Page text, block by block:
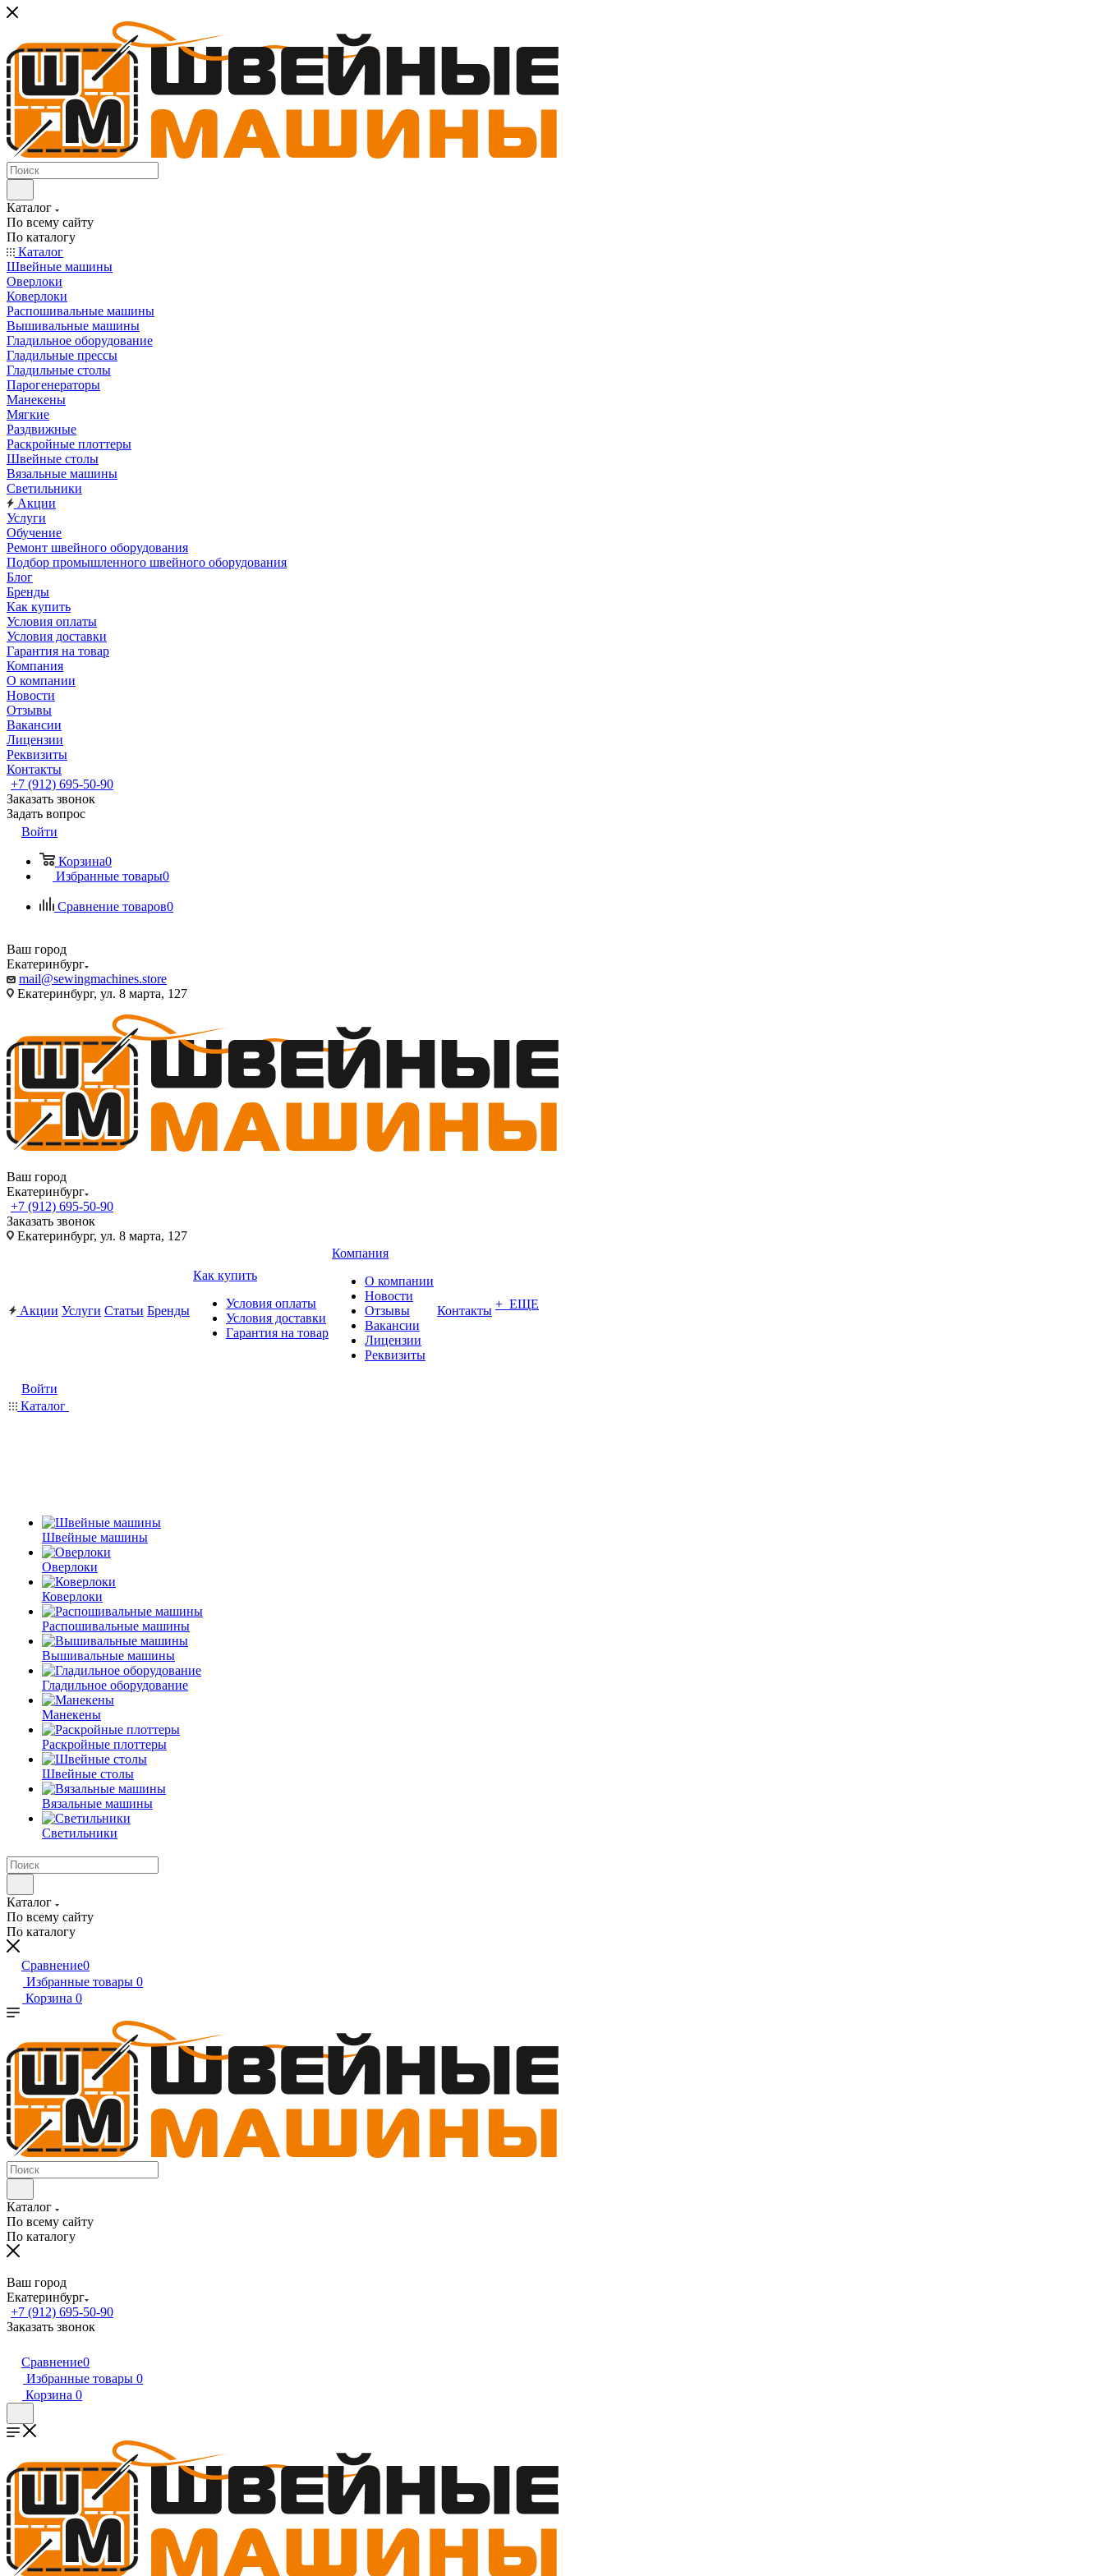
Каталог
По всему сайту
По каталогу
Каталог
Швейные машины
Оверлоки
Коверлоки
Распошивальные машины
Вышивальные машины
Гладильное оборудование
Гладильные прессы
Гладильные столы
Парогенераторы
Манекены
Мягкие
Раздвижные
Раскройные плоттеры
Швейные столы
Вязальные машины
Светильники
Акции
Услуги
Обучение
Ремонт швейного оборудования
Подбор промышленного швейного оборудования
Блог
Бренды
Как купить
Условия оплаты
Условия доставки
Гарантия на товар
Компания
О компании
Новости
Отзывы
Вакансии
Лицензии
Реквизиты
Контакты
+7 (912) 695-50-90
Заказать звонок
Задать вопрос
Войти
Корзина0
Избранные товары0
Сравнение товаров0
Ваш город
Екатеринбург
mail@sewingmachines.store
Екатеринбург, ул. 8 марта, 127
Ваш город
Екатеринбург
+7 (912) 695-50-90
Заказать звонок
Екатеринбург, ул. 8 марта, 127
Акции Услуги Статьи Бренды
Как купить
Условия оплаты
Условия доставки
Гарантия на товар
Компания
О компании
Новости
Отзывы
Вакансии
Лицензии
Реквизиты
Контакты + ЕЩЕ
Войти
Каталог
Швейные машины
Оверлоки
Коверлоки
Распошивальные машины
Вышивальные машины
Гладильное оборудование
Манекены
Раскройные плоттеры
Швейные столы
Вязальные машины
Светильники
Каталог
По всему сайту
По каталогу
Сравнение0
Избранные товары 0
Корзина 0
Каталог
По всему сайту
По каталогу
Ваш город
Екатеринбург
+7 (912) 695-50-90
Заказать звонок
Сравнение0
Избранные товары 0
Корзина 0